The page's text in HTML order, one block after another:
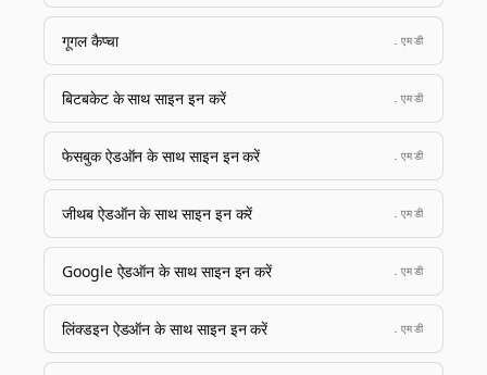
गूगल कैप्चा .एमडी
बिटबकेट के साथ साइन इन करें .एमडी
फेसबुक ऐडऑन के साथ साइन इन करें .एमडी
जीथब ऐडऑन के साथ साइन इन करें .एमडी
Google ऐडऑन के साथ साइन इन करें .एमडी
लिंक्डइन ऐडऑन के साथ साइन इन करें .एमडी